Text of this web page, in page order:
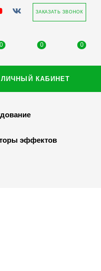
ЗАКАЗАТЬ ЗВОНОК
0 0 0
ЛИЧНЫЙ КАБИНЕТ
эффектов